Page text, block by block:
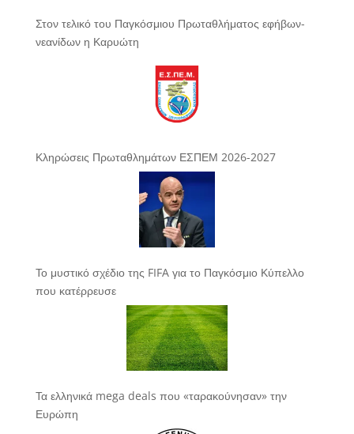
Στον τελικό του Παγκόσμιου Πρωταθλήματος εφήβων-
νεανίδων η Καρυώτη
Κληρώσεις Πρωταθλημάτων ΕΣΠΕΜ 2026-2027
Το μυστικό σχέδιο της FIFA για το Παγκόσμιο Κύπελλο
που κατέρρευσε
Τα ελληνικά mega deals που «ταρακούνησαν» την
Ευρώπη